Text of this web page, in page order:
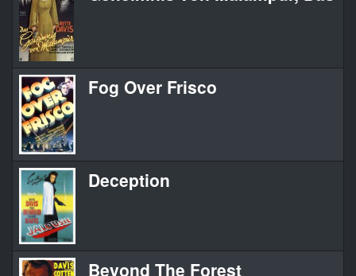
Fog Over Frisco
Deception
Beyond The Forest